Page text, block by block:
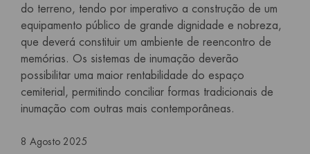
do terreno, tendo por imperativo a construção de um
equipamento público de grande dignidade e nobreza,
que deverá constituir um ambiente de reencontro de
memórias. Os sistemas de inumação deverão
possibilitar uma maior rentabilidade do espaço
cemiterial, permitindo conciliar formas tradicionais de
inumação com outras mais contemporâneas.
8 Agosto 2025